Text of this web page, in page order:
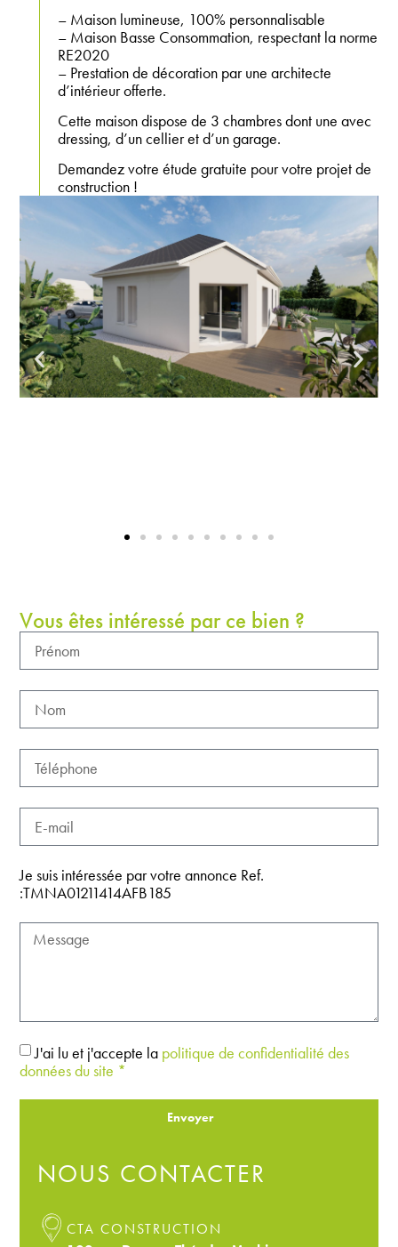
– Maison lumineuse, 100% personnalisable
– Maison Basse Consommation, respectant la norme
RE2020
– Prestation de décoration par une architecte
d’intérieur offerte.
Cette maison dispose de 3 chambres dont une avec
dressing, d’un cellier et d’un garage.
Demandez votre étude gratuite pour votre projet de
construction !
Vous êtes intéressé par ce bien ?
Je suis intéressée par votre annonce Ref.
:TMNA01211414AFB185
J'ai lu et j'accepte la politique de confidentialité des
données du site *
Envoyer
NOUS CONTACTER
CTA CONSTRUCTION